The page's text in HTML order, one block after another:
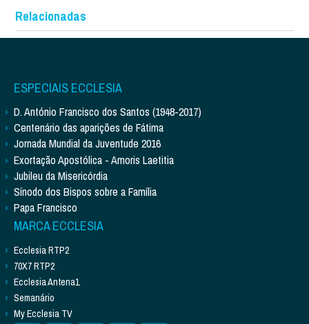
Relacionadas
ESPECIAIS ECCLESIA
D. António Francisco dos Santos (1948-2017)
Centenário das aparições de Fátima
Jornada Mundial da Juventude 2016
Exortação Apostólica - Amoris Laetitia
Jubileu da Misericórdia
Sínodo dos Bispos sobre a Família
Papa Francisco
MARCA ECCLESIA
Ecclesia RTP2
70X7 RTP2
Ecclesia Antena1
Semanário
My Ecclesia TV